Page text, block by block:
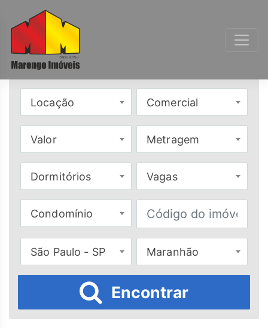
Locação Comercial
Valor Metragem
Dormitórios Vagas
Condomínio
São Paulo - SP Maranhão
Encontrar